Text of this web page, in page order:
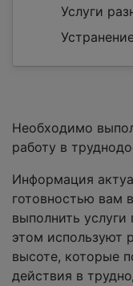
Услуги
Необходимо
работу в
Информация
готовностью вам
выполнить
этом используют
высоте, которые
действия в